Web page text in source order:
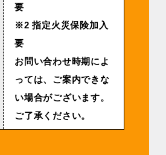
要
※2 指定火災保険加入
要
お問い合わせ時期によ
っては、ご案内できな
い場合がございます。
ご了承ください。